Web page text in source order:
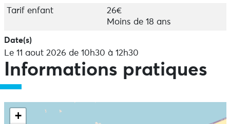
- Accessible dès 6 ans
- Atelier pouvant accueillir un minimum de 4 personnes
et un maximum de 10 personnes
- RDV devant les chaumières "Musées Salou"
Tarif enfant
26€
Moins de 18 ans
Date(s)
Le 11 aout 2026 de 10h30 à 12h30
Informations pratiques
+